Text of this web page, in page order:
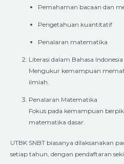
Pemahaman bacaan dan
Pengetahuan kuantitatif
Penalaran matematika
Literasi dalam Bahasa
Mengukur kemampuan
ilmiah.
Penalaran Matematika
Fokus pada kemampuan
matematika dasar.
UTBK SNBT biasanya dilaksanakan
setiap tahun, dengan pendaftaran